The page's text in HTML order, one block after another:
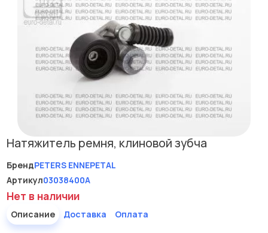
Натяжитель ремня, клиновой зубча
БрендPETERS ENNEPETAL
Артикул03038400A
Нет в наличии
Описание Доставка Оплата